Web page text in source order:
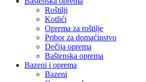
Roštilji
Kotlići
Oprema za roštilje
Pribor za domaćinstvo
Dečija oprema
Baštenska oprema
Bazeni i oprema
Bazeni